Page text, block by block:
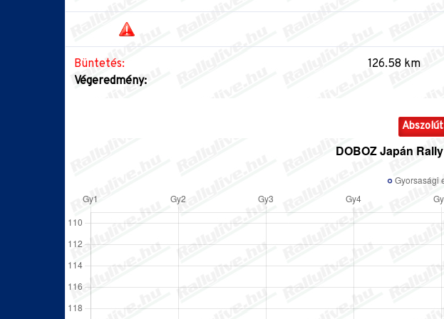
Büntetés:
Végeredmény:
126.58 km
Abszolút